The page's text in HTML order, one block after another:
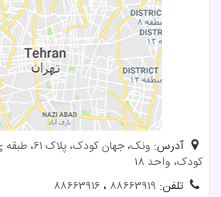
آدرس:
ونک، جهان
کودک، واحد ۱۸
تلفن: ۸۸۶۶۳۹۱۹ ،۸۸۶۶۳۹۱۶